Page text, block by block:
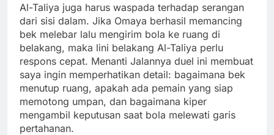
Al-Taliya juga harus waspada terhadap serangan
dari sisi dalam. Jika Omaya berhasil memancing
bek melebar lalu mengirim bola ke ruang di
belakang, maka lini belakang Al-Taliya perlu
respons cepat. Menanti Jalannya duel ini membuat
saya ingin memperhatikan detail: bagaimana bek
menutup ruang, apakah ada pemain yang siap
memotong umpan, dan bagaimana kiper
mengambil keputusan saat bola melewati garis
pertahanan.